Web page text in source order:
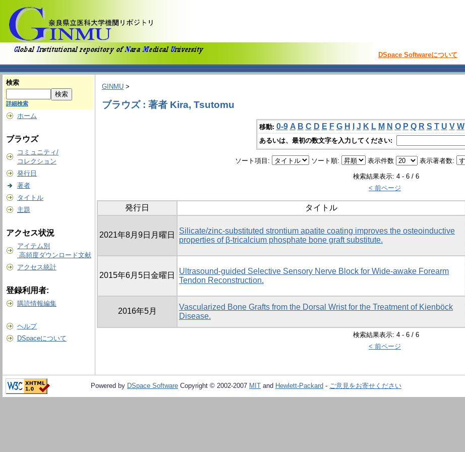
DSpace Softwareについて
検索
詳細検索
ホーム
ブラウズ
コミュニティ/
コレクション
発行日
著者
タイトル
主題
アクセス状況
アイテム別
高頻度ダウンロード文献
アクセス統計
登録利用者:
購読情報編集
ヘルプ
DSpaceについて
GINMU >
ブラウズ : 著者 Kira, Tsutomu
移動: 0-9 A B C D E F G H J K L M N O P Q R S T U V W
あるいは、最初の数文字を入力してください:
ソート項目: ソート順: 表示件数 表示著者数:
検索結果表示: 4 - 6 / 6
< 前ページ
発行日 タイトル
2021年8月9日月曜日
Silicate/zinc-substituted strontium apatite coating improves the osteoinductive
properties of β-tricalcium phosphate bone graft substitute.
2015年6月5日金曜日
Ultrasound-guided Selective Sensory Nerve Block for Wide-awake Forearm
Tendon Reconstruction.
2016年5月
Vascularized Bone Grafts from the Dorsal Wrist for the Treatment of Kienböck
Disease.
検索結果表示: 4 - 6 / 6
< 前ページ
Powered by DSpace Software Copyright © 2002-2007 MIT and Hewlett-Packard - ご意見をお寄せください